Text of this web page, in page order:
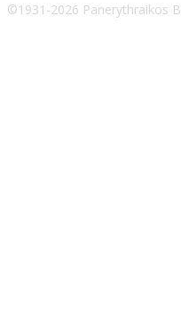
©1931-2026 Panerythraikos